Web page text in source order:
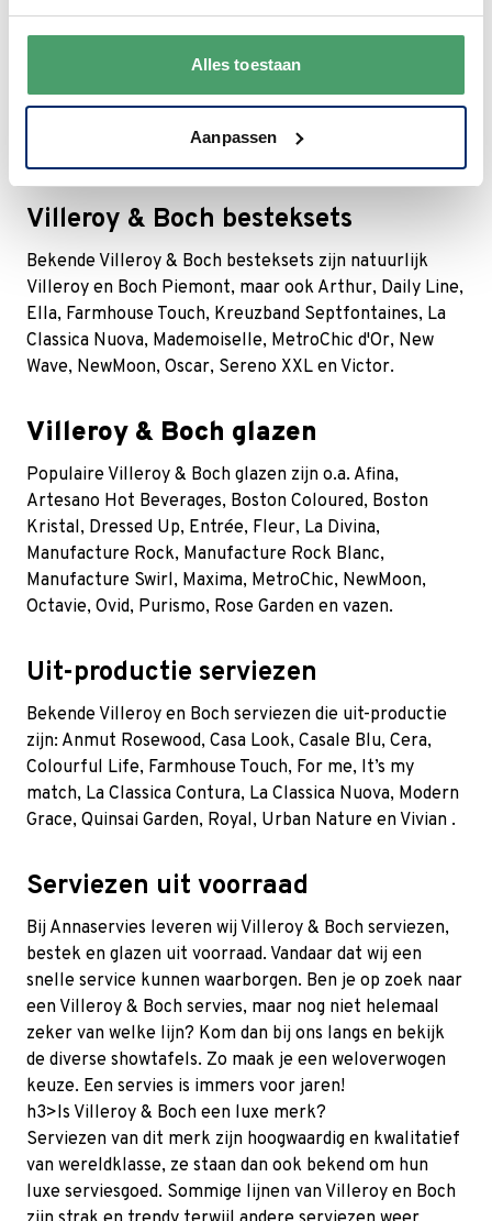
Alles toestaan
Aanpassen
Mariefleur Basic, Mariefleur Gris, Metrochic, Modern
Passion, Petite Fleur, Pizza Passion, Rose Garden,
Royal, Soup Passion, Twist White, Urban Nature,
Vapiano, Vieux Luxembourg, Vieux Luxembourg
Villeroy & Boch besteksets
Bekende Villeroy & Boch besteksets zijn natuurlijk
Villeroy en Boch Piemont, maar ook Arthur, Daily Line,
Ella, Farmhouse Touch, Kreuzband Septfontaines, La
Classica Nuova, Mademoiselle, MetroChic d'Or, New
Wave, NewMoon, Oscar, Sereno XXL en Victor.
Villeroy & Boch glazen
Populaire Villeroy & Boch glazen zijn o.a. Afina,
Artesano Hot Beverages, Boston Coloured, Boston
Kristal, Dressed Up, Entrée, Fleur, La Divina,
Manufacture Rock, Manufacture Rock Blanc,
Manufacture Swirl, Maxima, MetroChic, NewMoon,
Octavie, Ovid, Purismo, Rose Garden en vazen.
Uit-productie serviezen
Bekende Villeroy en Boch serviezen die uit-productie
zijn: Anmut Rosewood, Casa Look, Casale Blu, Cera,
Colourful Life, Farmhouse Touch, For me, It’s my
match, La Classica Contura, La Classica Nuova, Modern
Grace, Quinsai Garden, Royal, Urban Nature en Vivian .
Serviezen uit voorraad
Bij Annaservies leveren wij Villeroy & Boch serviezen,
bestek en glazen uit voorraad. Vandaar dat wij een
snelle service kunnen waarborgen. Ben je op zoek naar
een Villeroy & Boch servies, maar nog niet helemaal
zeker van welke lijn? Kom dan bij ons langs en bekijk
de diverse showtafels. Zo maak je een weloverwogen
keuze. Een servies is immers voor jaren!
h3>Is Villeroy & Boch een luxe merk?
Serviezen van dit merk zijn hoogwaardig en kwalitatief
van wereldklasse, ze staan dan ook bekend om hun
luxe serviesgoed. Sommige lijnen van Villeroy en Boch